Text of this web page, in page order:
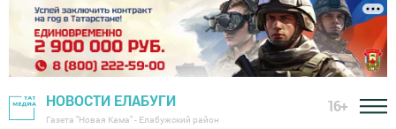
НОВОСТИ ЕЛАБУГИ
Газета "Новая Кама" - Елабужский район
16+